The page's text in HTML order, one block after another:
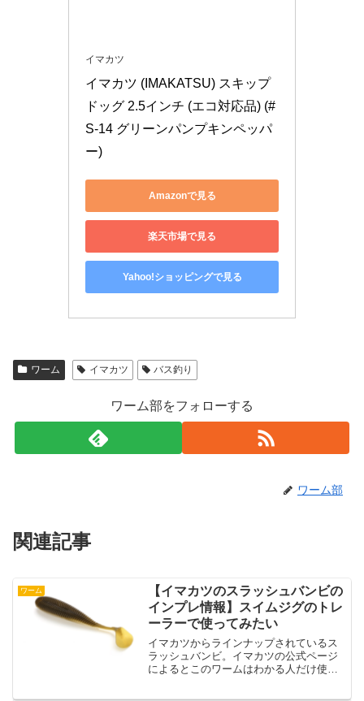
イマカツ
イマカツ (IMAKATSU) スキップ
ドッグ 2.5インチ (エコ対応品) (#
S-14 グリーンパンプキンペッパ
ー)
Amazonで見る
楽天市場で見る
Yahoo!ショッピングで見る
ワーム イマカツ バス釣り
ワーム部をフォローする
ワーム部
関連記事
ワーム
【イマカツのスラッシュバンビの
インプレ情報】スイムジグのトレ
ーラーで使ってみたい
イマカツからラインナップされているス
ラッシュバンビ。イマカツの公式ページ
によるとこのワームはわかる人だけ使っ